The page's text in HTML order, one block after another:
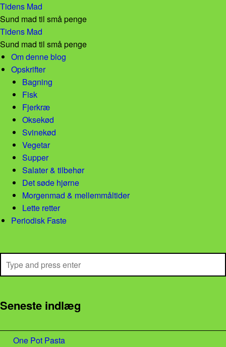
Tidens Mad
Sund mad til små penge
Falafel – Tidens Mad
Tidens Mad
Sund mad til små penge
Skip to content
Om denne blog
Opskrifter
Bagning
Fisk
Fjerkræ
Oksekød
Svinekød
Vegetar
Supper
Salater & tilbehør
Det søde hjørne
Morgenmad & mellemmåltider
Lette retter
Periodisk Faste
Search
Seneste indlæg
One Pot Pasta